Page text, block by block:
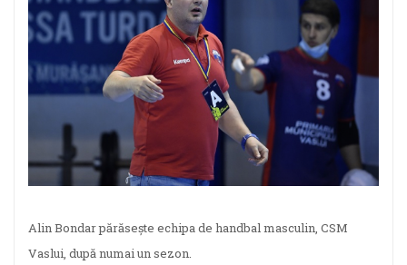
Alin Bondar părăsește echipa de handbal masculin, CSM
Vaslui, după numai un sezon.